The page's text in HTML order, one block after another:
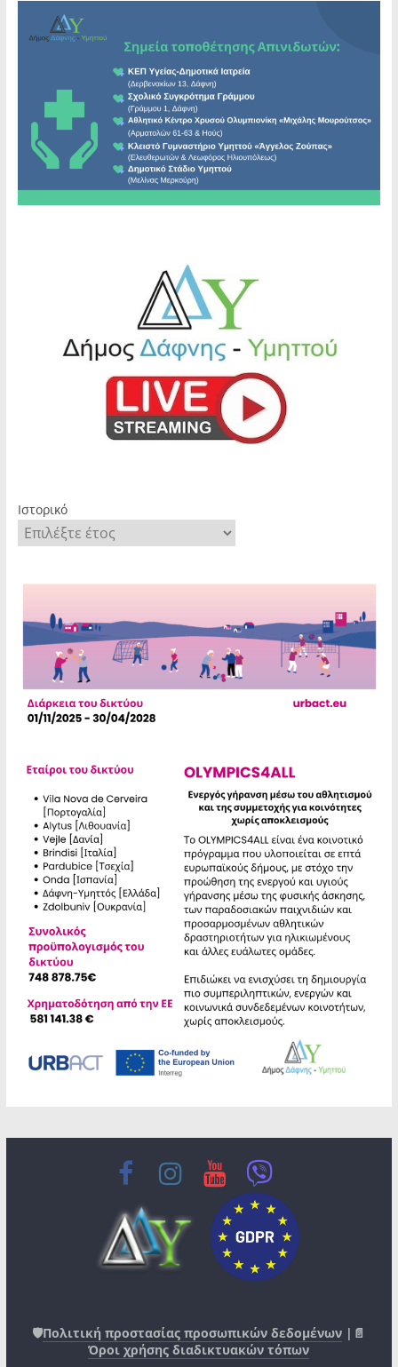
Ιστορικό
🛡️Πολιτική προστασίας προσωπικών δεδομένων |📄
Όροι χρήσης διαδικτυακών τόπων